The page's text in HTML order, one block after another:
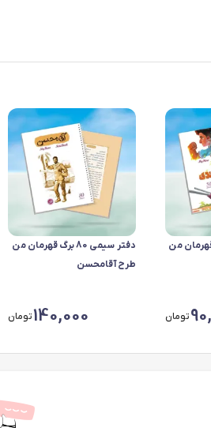
قهرمان من
تومان
دفتر سیمی 80 برگ قهرمان من
طرح آقامحسن
140,000تومان